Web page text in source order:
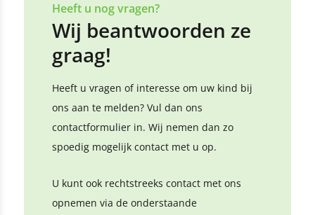
Heeft u nog vragen?
Wij beantwoorden ze
graag!
Heeft u vragen of interesse om uw kind bij
ons aan te melden? Vul dan ons
contactformulier in. Wij nemen dan zo
spoedig mogelijk contact met u op.
U kunt ook rechtstreeks contact met ons
opnemen via de onderstaande